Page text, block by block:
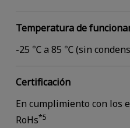
Temperatura de
-25 ℃ a 85 ℃ (sin
Certificación
En cumplimiento con los
RoHs*5